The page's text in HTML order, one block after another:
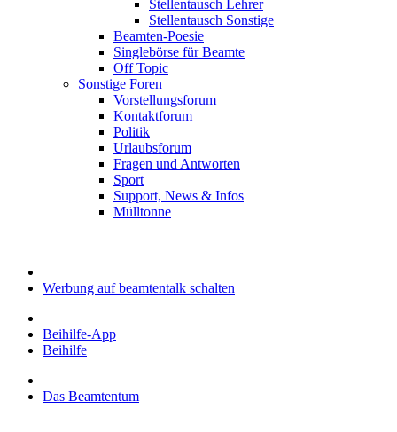
Stellentausch Lehrer
Stellentausch Sonstige
Beamten-Poesie
Singlebörse für Beamte
Off Topic
Sonstige Foren
Vorstellungsforum
Kontaktforum
Politik
Urlaubsforum
Fragen und Antworten
Sport
Support, News & Infos
Mülltonne
Werbung auf beamtentalk schalten
Beihilfe-App
Beihilfe
Das Beamtentum